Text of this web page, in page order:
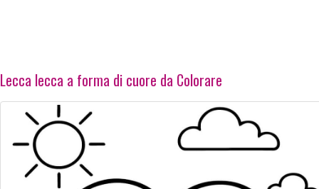
Lecca lecca a forma di cuore da Colorare